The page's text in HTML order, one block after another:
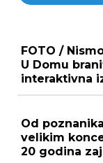
FOTO /
U Domu
interaktivna
Od
velikim
20 godina